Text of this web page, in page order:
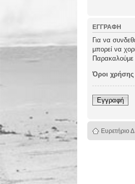
ΕΓΓΡΑΦΉ
Για να
μπορεί να
Παρακαλούμε
Όροι χρήσης
Εγγραφή
Ευρετήριο